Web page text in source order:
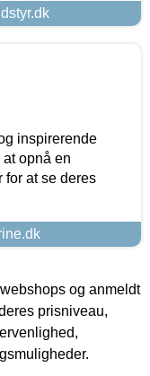
inspirerende
at opnå en
for at se deres
og anmeldt
prisniveau,